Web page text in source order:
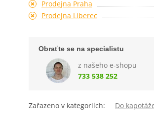
Prodejna Praha
Prodejna Liberec
Obraťte se na specialistu
z našeho e-shopu
733 538 252
Zařazeno v kategoriích: Do